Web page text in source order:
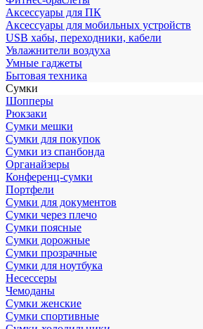
Аксессуары для ПК
Аксессуары для мобильных устройств
USB хабы, переходники, кабели
Увлажнители воздуха
Умные гаджеты
Бытовая техника
Сумки
Шопперы
Рюкзаки
Сумки мешки
Сумки для покупок
Сумки из спанбонда
Органайзеры
Конференц-сумки
Портфели
Сумки для документов
Сумки через плечо
Сумки поясные
Сумки дорожные
Сумки прозрачные
Сумки для ноутбука
Несессеры
Чемоданы
Сумки женские
Сумки спортивные